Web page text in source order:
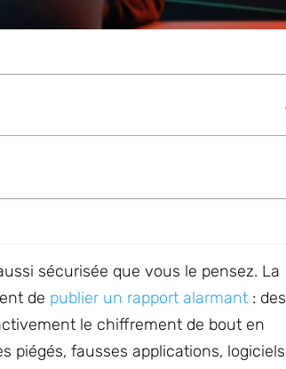
sécurisée que vous le pensez. La
de publier un rapport alarmant : des
le chiffrement de bout en
piégés, fausses applications, logiciels